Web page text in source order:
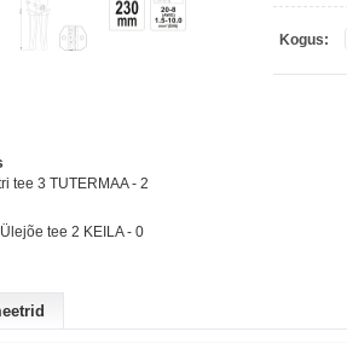
Kogus:
tee 3 TUTERMAA - 2
tee 2 KEILA - 0